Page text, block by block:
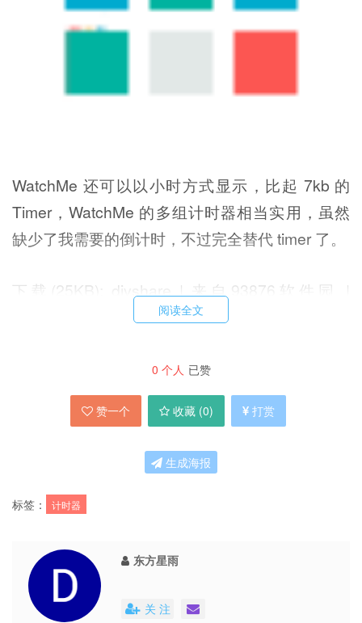
WatchMe 还可以以小时方式显示，比起 7kb 的
Timer，WatchMe 的多组计时器相当实用，虽然
缺少了我需要的倒计时，不过完全替代 timer 了。
下载(25KB): divshare | 来自93876软件园 |
mediafire | firefront | box | 纳米
P.S. 在 wordpress 的后台看，LanQQ 是小众的第
1000 篇文章，当然中间删除过几个 ID，不过，也
相差无几了。
阅读全文
0 个人 已赞
赞一个 收藏 (0) 打赏
生成海报
标签： 计时器
东方星雨
关 注